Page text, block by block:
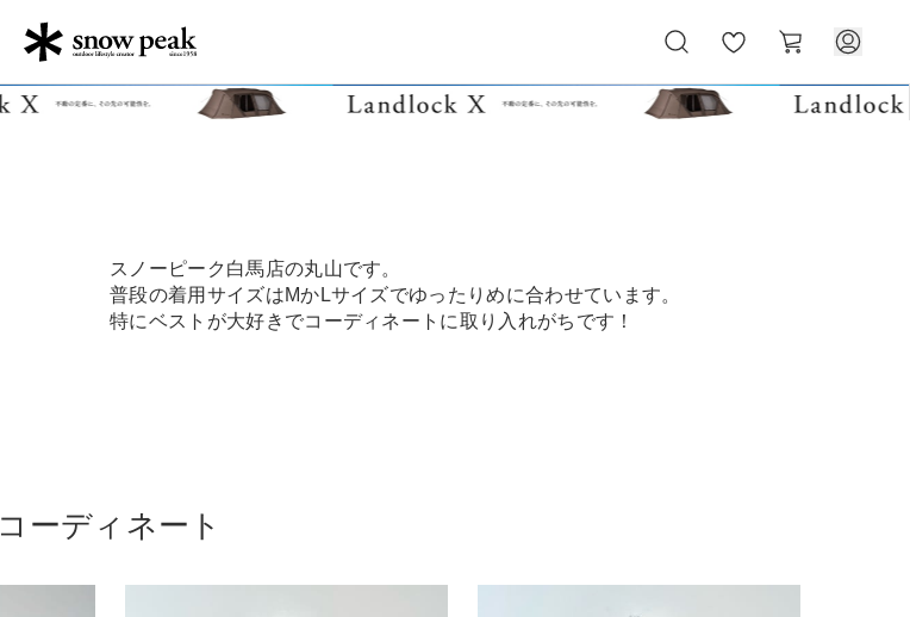
気
に
ー
ト
スノーピーク白馬店の丸山です。
普段の着用サイズはMかLサイズでゆったりめに合わせています。
特にベストが大好きでコーディネートに取り入れがちです！
コーディネート